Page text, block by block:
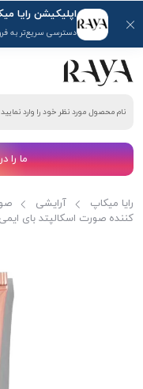
اپلیکیشن رایا
دسترسی سریع‌تر به
ما را
رایا میکاپ آرایشی
کننده صورت اسکالپتد بای